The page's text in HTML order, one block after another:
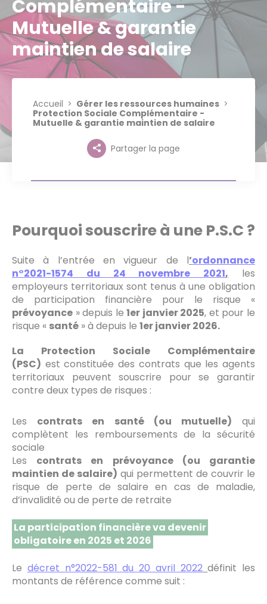
Complémentaire -
Mutuelle & garantie
maintien de salaire
Accueil
Gérer les ressources humaines
Protection Sociale Complémentaire -
Mutuelle & garantie maintien de salaire
Partager la page
Pourquoi souscrire à une P.S.C ?
Suite à l’entrée en vigueur de l’ordonnance
n°2021-1574 du 24 novembre 2021, les
employeurs territoriaux sont tenus à une obligation
de participation financière pour le risque «
prévoyance » depuis le1er janvier 2025, et pour le
risque « santé » à depuis le 1er janvier 2026.
La Protection Sociale Complémentaire
(PSC) est constituée des contrats que les agents
territoriaux peuvent souscrire pour se garantir
contre deux types de risques :
Les contrats en santé (ou mutuelle) qui
complètent les remboursements de la sécurité
sociale
Les contrats en prévoyance (ou garantie
maintien de salaire) qui permettent de couvrir le
risque de perte de salaire en cas de maladie,
d’invalidité ou de perte de retraite
La participation financière va devenir
obligatoire en 2025 et 2026
Le décret n°2022-581 du 20 avril 2022 définit les
montants de référence comme suit :